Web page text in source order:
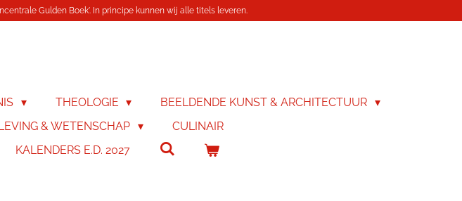
Gulden Boek'. In principe kunnen wij alle titels leveren.
THEOLOGIE
BEELDENDE KUNST & ARCHITECTUUR
& WETENSCHAP
CULINAIR
KALENDERS E.D. 2027